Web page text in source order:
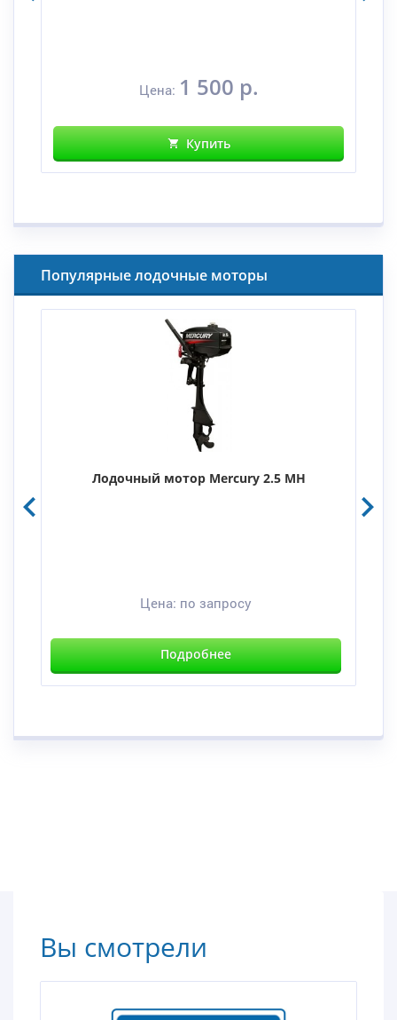
Цена: 1 500 р.
Купить
Популярные лодочные моторы
Лодочный мотор Mercury 2.5 MH
Цена: по запросу
Подробнее
Вы смотрели